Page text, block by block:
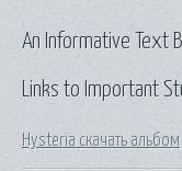
Links to Important
Hysteria скачать альбом
An Informative Text